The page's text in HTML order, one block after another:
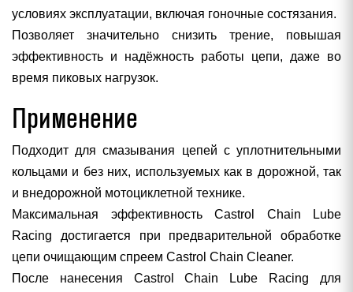
условиях эксплуатации, включая гоночные состязания.
Позволяет значительно снизить трение, повышая
эффективность и надёжность работы цепи, даже во
время пиковых нагрузок.
Применение
Подходит для смазывания цепей с уплотнительными
кольцами и без них, используемых как в дорожной, так
и внедорожной мотоциклетной технике.
Максимальная эффективность Castrol Chain Lube
Racing достигается при предварительной обработке
цепи очищающим спреем Castrol Chain Cleaner.
После нанесения Castrol Chain Lube Racing для